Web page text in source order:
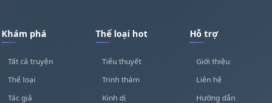
Khám phá
Tất cả truyện
Thể loại
Tác giả
Thể loại hot
Tiểu thuyết
Trinh thám
Kinh dị
Hỗ trợ
Giới thiệu
Liên hệ
Hướng dẫn